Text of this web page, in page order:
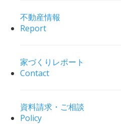
不動産情報
Report
家づくりレポート
Contact
資料請求・ご相談
Policy